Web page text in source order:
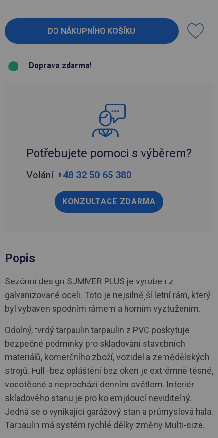
Doprava zdarma!
Potřebujete pomoci s výběrem?
Volání: +48 32 50 65 380
KONZULTACE ZDARMA
Popis
Sezónní design SUMMER PLUS je vyroben z
galvanizované oceli. Toto je nejsilnější letní rám, který
byl vybaven spodním rámem a horním vyztužením.
Odolný, tvrdý tarpaulin tarpaulin z PVC poskytuje
bezpečné podmínky pro skladování stavebních
materiálů, komerčního zboží, vozidel a zemědělských
strojů. Full -bez opláštění bez oken je extrémně těsné,
vodotěsné a neprochází denním světlem. Interiér
skladového stanu je pro kolemjdoucí neviditelný.
Jedná se o vynikající garážový stan a průmyslová hala.
Tarpaulin má systém rychlé délky změny Multi-size.